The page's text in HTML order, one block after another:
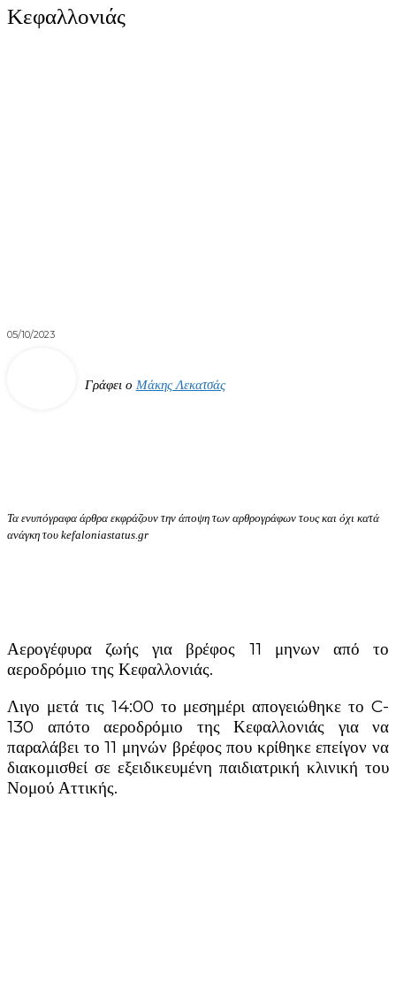
Κεφαλλονιάς
05/10/2023
Γράφει ο Μάκης Λεκατσάς
Τα ενυπόγραφα άρθρα εκφράζουν την άποψη των αρθρογράφων τους και όχι κατά
ανάγκη του kefaloniastatus.gr
Αερογέφυρα ζωής για βρέφος 11 μηνων από το
αεροδρόμιο της Κεφαλλονιάς.
Λιγο μετά τις 14:00 το μεσημέρι απογειώθηκε το C-
130 απότο αεροδρόμιο της Κεφαλλονιάς για να
παραλάβει το 11 μηνών βρέφος που κρίθηκε επείγον να
διακομισθεί σε εξειδικευμένη παιδιατρική κλινική του
Νομού Αττικής.